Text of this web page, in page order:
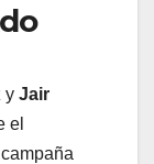
y Jair
el